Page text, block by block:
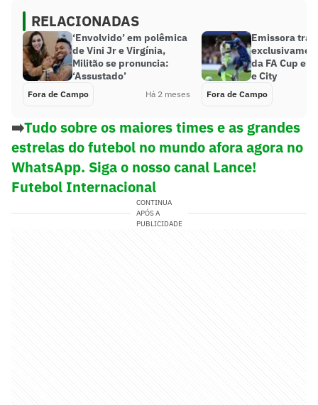
RELACIONADAS
‘Envolvido’ em polêmica
de Vini Jr e Virgínia,
Militão se pronuncia:
‘Assustado’
Fora de Campo Há 2 meses
Emissora
da FA Cup
e City
Fora de Campo
➡️Tudo sobre os maiores times e as grandes
estrelas do futebol no mundo afora agora no
WhatsApp. Siga o nosso canal Lance!
Futebol Internacional
CONTINUA
APÓS A
PUBLICIDADE